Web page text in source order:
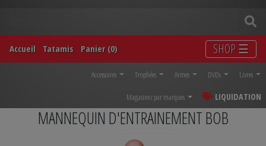
Accueil Tatamis Panier (0) SHOP ☰
Livres
DVDs
Armes
Trophées
Accessoires
LIQUIDATION
Magasinez par marques
MANNEQUIN D'ENTRAINEMENT BOB